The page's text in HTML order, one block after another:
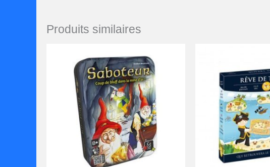
Produits similaires